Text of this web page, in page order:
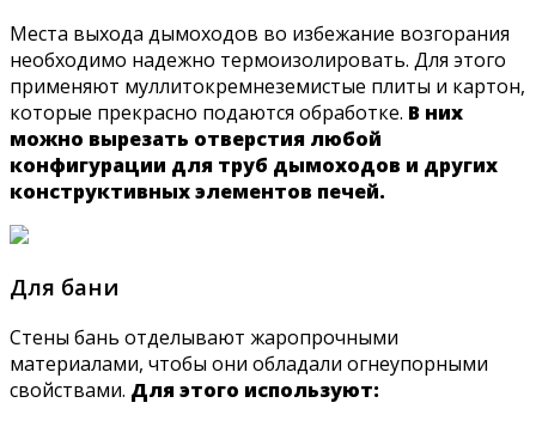
Места выхода дымоходов во избежание возгорания
необходимо надежно термоизолировать. Для этого
применяют муллитокремнеземистые плиты и картон,
которые прекрасно подаются обработке. В них
можно вырезать отверстия любой
конфигурации для труб дымоходов и других
конструктивных элементов печей.
Для бани
Стены бань отделывают жаропрочными
материалами, чтобы они обладали огнеупорными
свойствами. Для этого используют: